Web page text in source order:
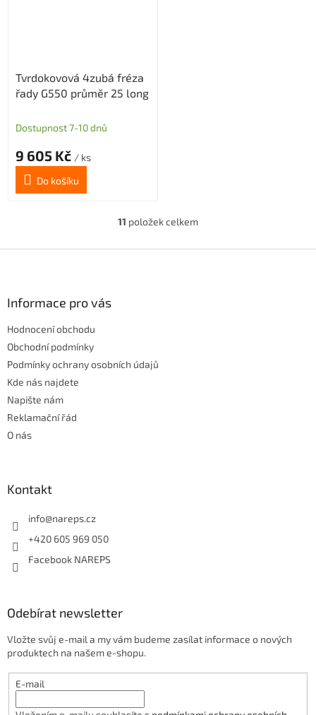
Tvrdokovová 4zubá fréza
řady G550 průměr 25 long
Dostupnost 7-10 dnů
9 605 Kč / ks
Do košíku
O
l
v
11 položek celkem
Informace pro vás
Hodnocení obchodu
Obchodní podmínky
Podmínky ochrany osobních údajů
Kde nás najdete
Napište nám
Reklamační řád
O nás
Kontakt
info@nareps.cz
+420 605 969 050
Facebook NAREPS
Odebírat newsletter
Vložte svůj e-mail a my vám budeme zasílat informace o nových
produktech na našem e-shopu.
E-mail